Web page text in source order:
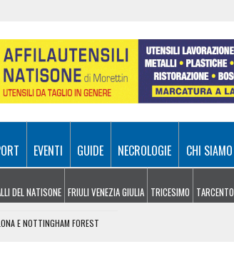
EVENTI GUIDE NECROLOGIE CHI SIAMO
DEL NATISONE FRIULI VENEZIA GIULIA TRICESIMO TARCENTO
E NOTTINGHAM FOREST